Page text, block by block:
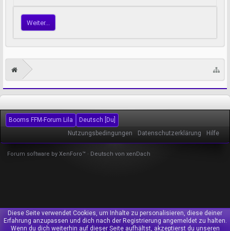
Weiter...
Booms FFM-Forum Lila
Deutsch [Du]
Nutzungsbedingungen
Datenschutzerklärung Hilfe
Forum software by XenForo™ - Deutsch von xenDach
Diese Seite verwendet Cookies, um Inhalte zu personalisieren, diese deiner
Erfahrung anzupassen und dich nach der Registrierung angemeldet zu halten.
Wenn du dich weiterhin auf dieser Seite aufhältst, akzeptierst du unseren